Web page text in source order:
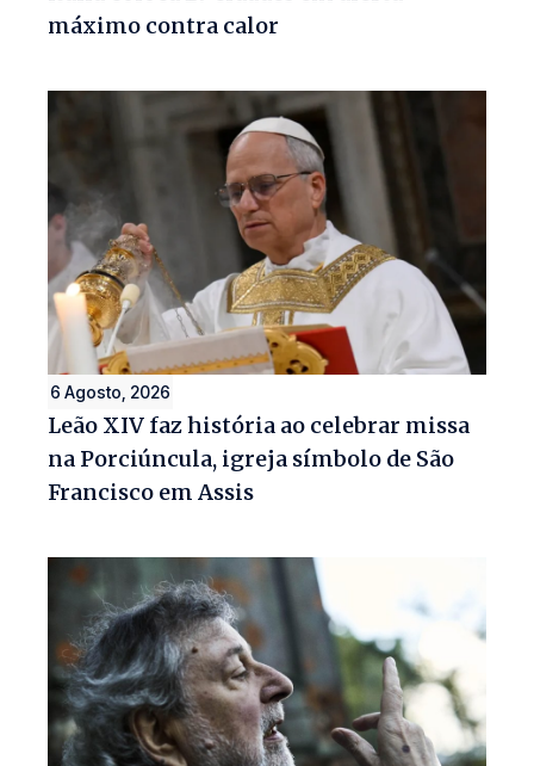
máximo contra calor
6 Agosto, 2026
Leão XIV faz história ao celebrar missa
na Porciúncula, igreja símbolo de São
Francisco em Assis